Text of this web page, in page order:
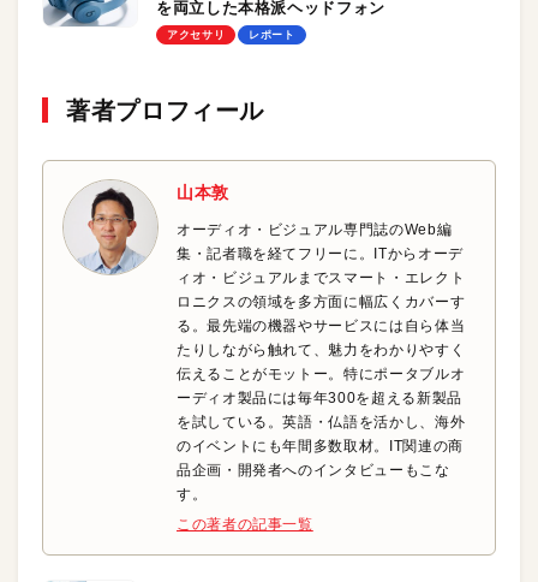
を両立した本格派ヘッドフォン
アクセサリ レポート
著者プロフィール
山本敦
オーディオ・ビジュアル専門誌のWeb編
集・記者職を経てフリーに。ITからオーデ
ィオ・ビジュアルまでスマート・エレクト
ロニクスの領域を多方面に幅広くカバーす
る。最先端の機器やサービスには自ら体当
たりしながら触れて、魅力をわかりやすく
伝えることがモットー。特にポータブルオ
ーディオ製品には毎年300を超える新製品
を試している。英語・仏語を活かし、海外
のイベントにも年間多数取材。IT関連の商
品企画・開発者へのインタビューもこな
す。
この著者の記事一覧